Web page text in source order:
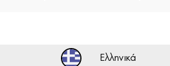
Ελληνικά